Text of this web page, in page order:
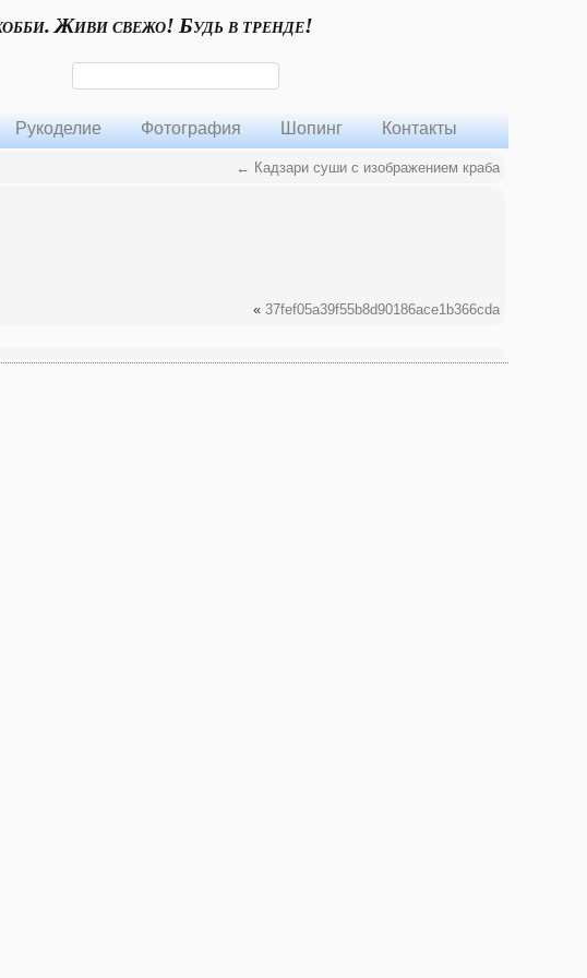
Живи свежо! Будь в тренде!
Рукоделие Фотография Шопинг Контакты
← Кадзари суши с изображением краба
« 37fef05a39f55b8d90186ace1b366cda